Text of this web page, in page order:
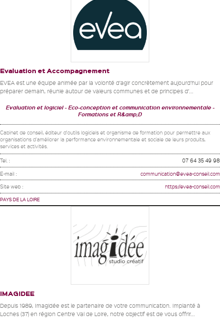
Evaluation et Accompagnement
EVEA est une équipe animée par la volonté d’agir concrètement aujourd’hui pour
préparer demain, réunie autour de valeurs communes et de principes d’...
Evaluation et logiciel
Eco-conception et communication environnementale
Formations et R&amp;D
Cabinet de conseil, éditeur d'outils logiciels et organisme de formation pour permettre aux
organisations d'améliorer la performance environnementale et sociale de leurs produits,
services et activités.
Tel. : 07 64 35 49 98
E-mail : communication@evea-conseil.com
Site web : https://evea-conseil.com
PAYS DE LA LOIRE
IMAGIDEE
Depuis 1989, Imagidée est le partenaire de votre communication. Implanté à
Loches (37) en région Centre Val de Loire, notre objectif est de vous offrir...